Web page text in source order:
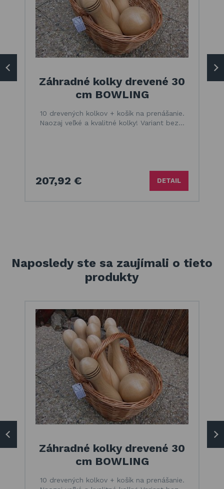
Záhradné kolky drevené 30
cm BOWLING
10 drevených kolkov + košík na prenášanie.
Naozaj veľké a kvalitné kolky! Variant bez…
207,92 € DETAIL
Naposledy ste sa zaujímali o tieto
produkty
Záhradné kolky drevené 30
cm BOWLING
10 drevených kolkov + košík na prenášanie.